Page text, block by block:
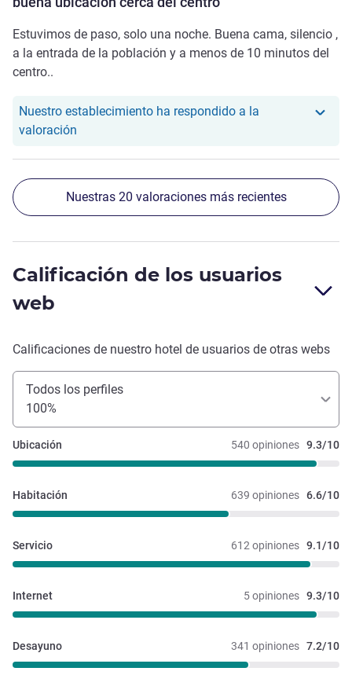
Estuvimos de paso, solo una noche. Buena cama, silencio ,
a la entrada de la población y a menos de 10 minutos del
centro..
Nuestro establecimiento ha respondido a la
valoración
Nuestras 20 valoraciones más recientes
Calificación de los usuarios
web
Calificaciones de nuestro hotel de usuarios de otras webs
Todos los perfiles
100%
540 opiniones 9.3/10
Ubicación
639 opiniones 6.6/10
Habitación
612 opiniones 9.1/10
Servicio
5 opiniones 9.3/10
Internet
341 opiniones 7.2/10
Desayuno